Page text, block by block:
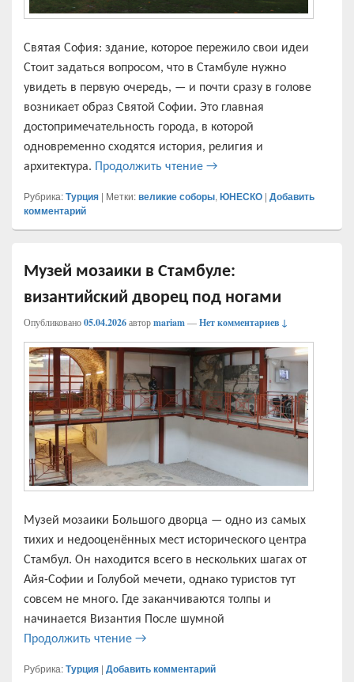
Святая София: здание, которое пережило свои идеи
Стоит задаться вопросом, что в Стамбуле нужно
увидеть в первую очередь, — и почти сразу в голове
возникает образ Святой Софии. Это главная
достопримечательность города, в которой
одновременно сходятся история, религия и
архитектура.
Продолжить чтение Собор Святой Софии
→
Рубрика:Турция | Метки:великие соборы, ЮНЕСКО | Добавить
комментарий
Музей мозаики в Стамбуле:
византийский дворец под ногами
Опубликовано05.04.2026авторmariam—Нет комментариев ↓
Музей мозаики Большого дворца — одно из самых
тихих и недооценённых мест исторического центра
Стамбул. Он находится всего в нескольких шагах от
Айя-Софии и Голубой мечети, однако туристов тут
совсем не много. Где заканчиваются толпы и
начинается Византия После шумной
Продолжить чтение Музей мозаики в Стамбуле:
→
Рубрика:Турция | Добавить комментарий